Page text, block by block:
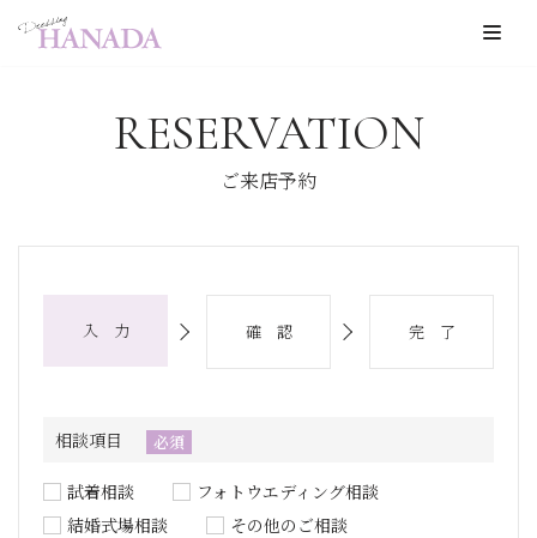
RESERVATION
ご来店予約
入 力 確 認 完 了
相談項目 必須
試着相談
フォトウエディング相談
結婚式場相談
その他のご相談